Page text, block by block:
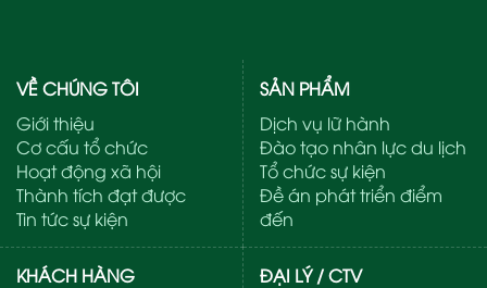
VỀ CHÚNG TÔI
Giới thiệu
Cơ cấu tổ chức
Hoạt động xã hội
Thành tích đạt được
Tin tức sự kiện
SẢN PHẨM
Dịch vụ lữ hành
Đào tạo nhân lực du lịch
Tổ chức sự kiện
Đề án phát triển điểm
đến
KHÁCH HÀNG
ĐẠI LÝ / CTV